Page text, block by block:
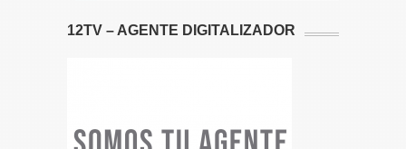
12TV – AGENTE DIGITALIZADOR